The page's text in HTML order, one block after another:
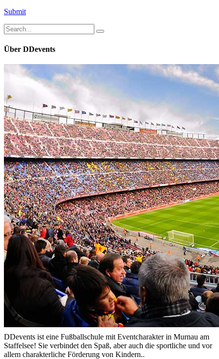
Submit
Search
for:
Über DDevents
DDevents ist eine Fußballschule mit Eventcharakter in Murnau am
Staffelsee! Sie verbindet den Spaß, aber auch die sportliche und vor
allem charakterliche Förderung von Kindern..